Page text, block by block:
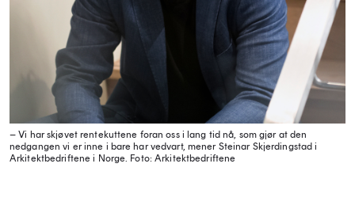
– Vi har skjøvet rentekuttene foran oss i lang tid nå, som gjør at den
nedgangen vi er inne i bare har vedvart, mener Steinar Skjerdingstad i
Arkitektbedriftene i Norge. Foto: Arkitektbedriftene